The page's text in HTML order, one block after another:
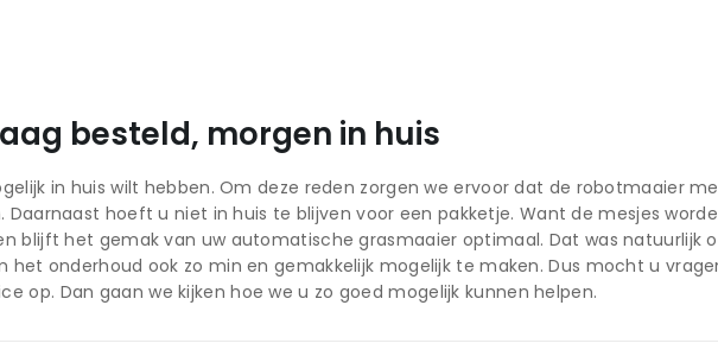
besteld, morgen in huis
in huis wilt hebben. Om deze reden zorgen we ervoor dat de robotmaaier
Daarnaast hoeft u niet in huis te blijven voor een pakketje. Want de mesjes
blijft het gemak van uw automatische grasmaaier optimaal. Dat was natuurlijk
het onderhoud ook zo min en gemakkelijk mogelijk te maken. Dus mocht u
op. Dan gaan we kijken hoe we u zo goed mogelijk kunnen helpen.